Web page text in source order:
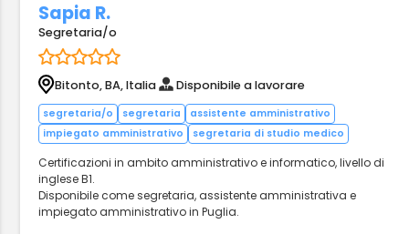
Sapia R.
Segretaria/o
Bitonto, BA, Italia Disponibile a lavorare
segretaria/o segretaria
assistente amministrativo
impiegato amministrativo
segretaria di studio medico
Certificazioni in ambito amministrativo e informatico, livello di
inglese B1.
Disponibile come segretaria, assistente amministrativa e
impiegato amministrativo in Puglia.